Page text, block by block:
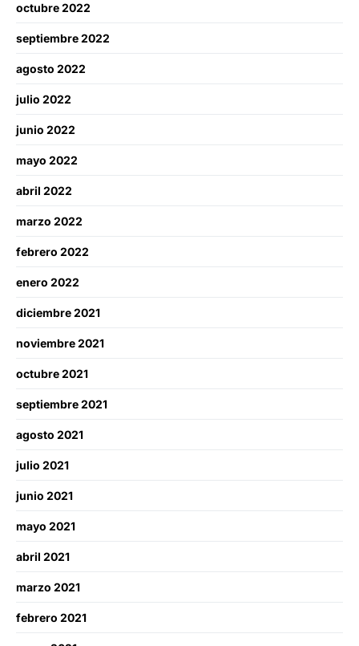
octubre 2022
septiembre 2022
agosto 2022
julio 2022
junio 2022
mayo 2022
abril 2022
marzo 2022
febrero 2022
enero 2022
diciembre 2021
noviembre 2021
octubre 2021
septiembre 2021
agosto 2021
julio 2021
junio 2021
mayo 2021
abril 2021
marzo 2021
febrero 2021